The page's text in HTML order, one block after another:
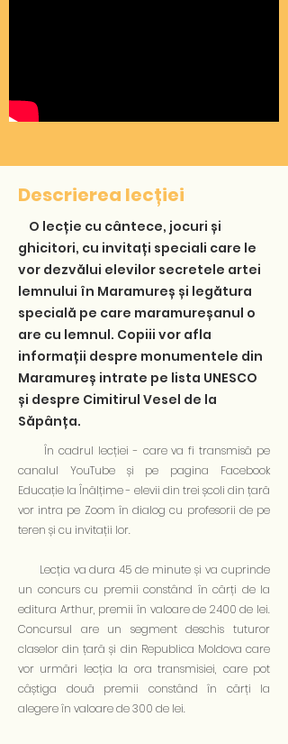
Descrierea lecției
O lecție cu cântece, jocuri și
ghicitori, cu invitați speciali care le
vor dezvălui elevilor secretele artei
lemnului în Maramureș și legătura
specială pe care maramureșanul o
are cu lemnul. Copiii vor afla
informații despre monumentele din
Maramureș intrate pe lista UNESCO
și despre Cimitirul Vesel de la
Săpânța.
În cadrul lecției - care va fi transmisă pe
canalul YouTube și pe pagina Facebook
Educație la Înălțime - elevii din trei școli din țară
vor intra pe Zoom în dialog cu profesorii de pe
teren și cu invitații lor.
Lecția va dura 45 de minute și va cuprinde
un concurs cu premii constând în cărți de la
editura Arthur, premii în valoare de 2400 de lei.
Concursul are un segment deschis tuturor
claselor din țară și din Republica Moldova care
vor urmări lecția la ora transmisiei, care pot
câștiga două premii constând în cărți la
alegere în valoare de 300 de lei.